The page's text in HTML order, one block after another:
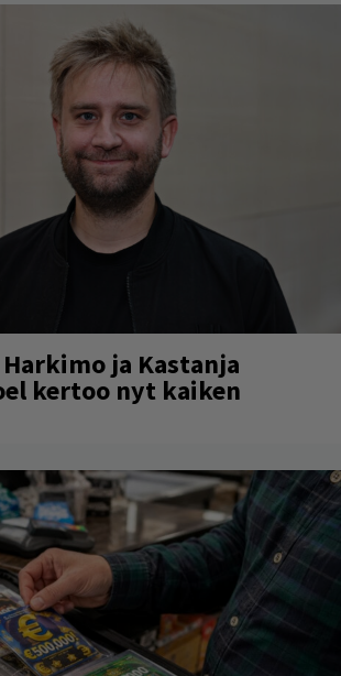
ja Kastanja
kertoo nyt kaiken